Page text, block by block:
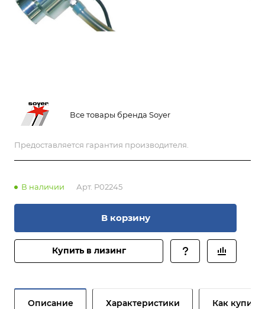
Все товары бренда Soyer
Предоставляется гарантия производителя.
В наличии Арт. P02245
В корзину
Купить в лизинг
Описание Характеристики Как купить